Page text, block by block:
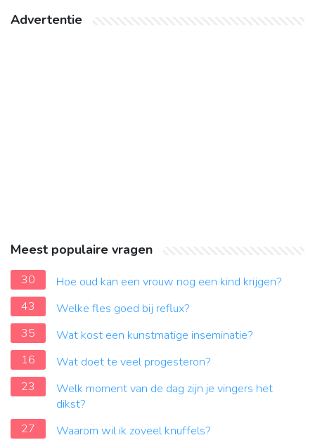
Advertentie
Meest populaire vragen
30
Hoe oud kan een vrouw nog een kind krijgen?
43
Welke fles goed bij reflux?
35
Wat kost een kunstmatige inseminatie?
16
Wat doet te veel progesteron?
23
Welk moment van de dag zijn je vingers het
dikst?
27
Waarom wil ik zoveel knuffels?